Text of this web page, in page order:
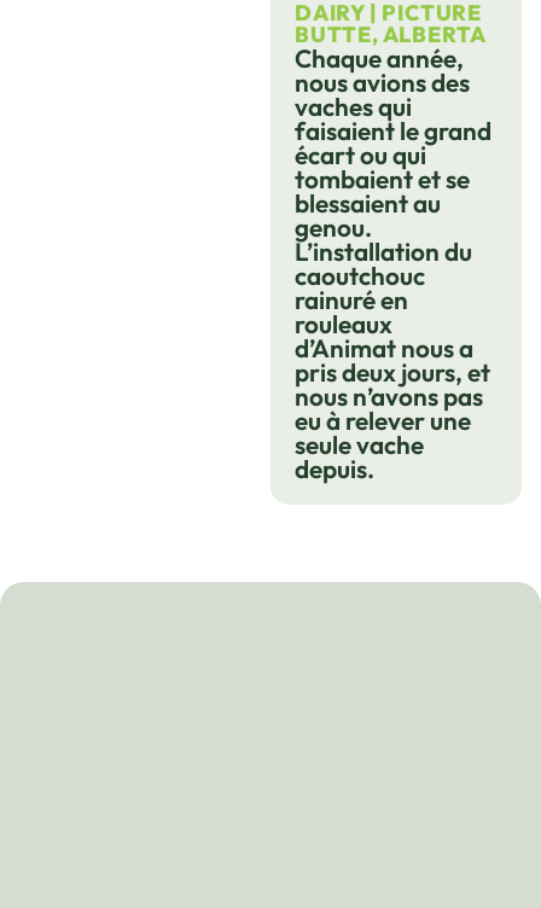
DAIRY | PICTURE
BUTTE, ALBERTA
Chaque année,
nous avions des
vaches qui
faisaient le grand
écart ou qui
tombaient et se
blessaient au
genou.
L’installation du
caoutchouc
rainuré en
rouleaux
d’Animat nous a
pris deux jours, et
nous n’avons pas
eu à relever une
seule vache
depuis.